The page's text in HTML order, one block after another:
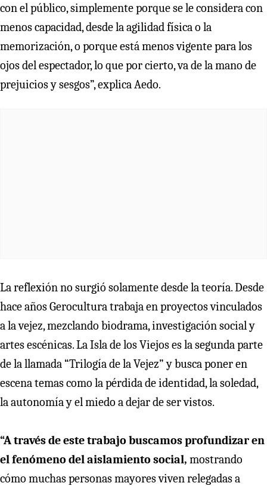
con el público, simplemente porque se le considera con
menos capacidad, desde la agilidad física o la
memorización, o porque está menos vigente para los
ojos del espectador, lo que por cierto, va de la mano de
prejuicios y sesgos”, explica Aedo.
La reflexión no surgió solamente desde la teoría. Desde
hace años Gerocultura trabaja en proyectos vinculados
a la vejez, mezclando biodrama, investigación social y
artes escénicas. La Isla de los Viejos es la segunda parte
de la llamada “Trilogía de la Vejez” y busca poner en
escena temas como la pérdida de identidad, la soledad,
la autonomía y el miedo a dejar de ser vistos.
“A través de este trabajo buscamos profundizar en
el fenómeno del aislamiento social, mostrando
cómo muchas personas mayores viven relegadas a